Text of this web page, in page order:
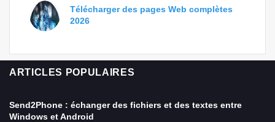
Télécharger des pages Web complètes
2026
ARTICLES POPULAIRES
Send2Phone : échanger des fichiers et des textes entre
Windows et Android